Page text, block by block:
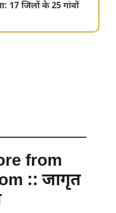
17 जिलों के 25 गांवों
from
:: जागृत